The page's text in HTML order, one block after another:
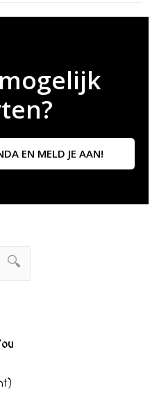
EN MELD JE AAN!